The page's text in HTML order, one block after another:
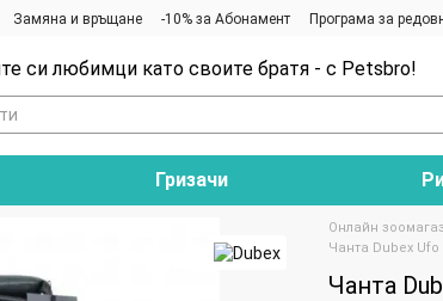
Замяна и връщане -10% за Абонамент
Програма за
си любимци като своите братя - с Petsbro!
Гризачи
Онлайн
Чанта Dubex Ufo
Чанта